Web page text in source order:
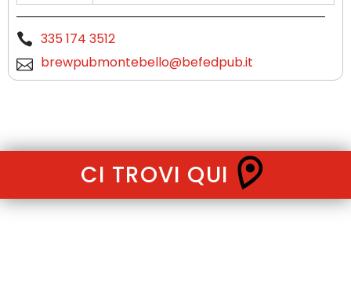
335 174 3512
brewpubmontebello@befedpub.it
CI TROVI QUI